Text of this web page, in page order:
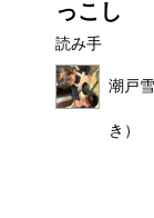
っこし
読み手
潮戸
き）